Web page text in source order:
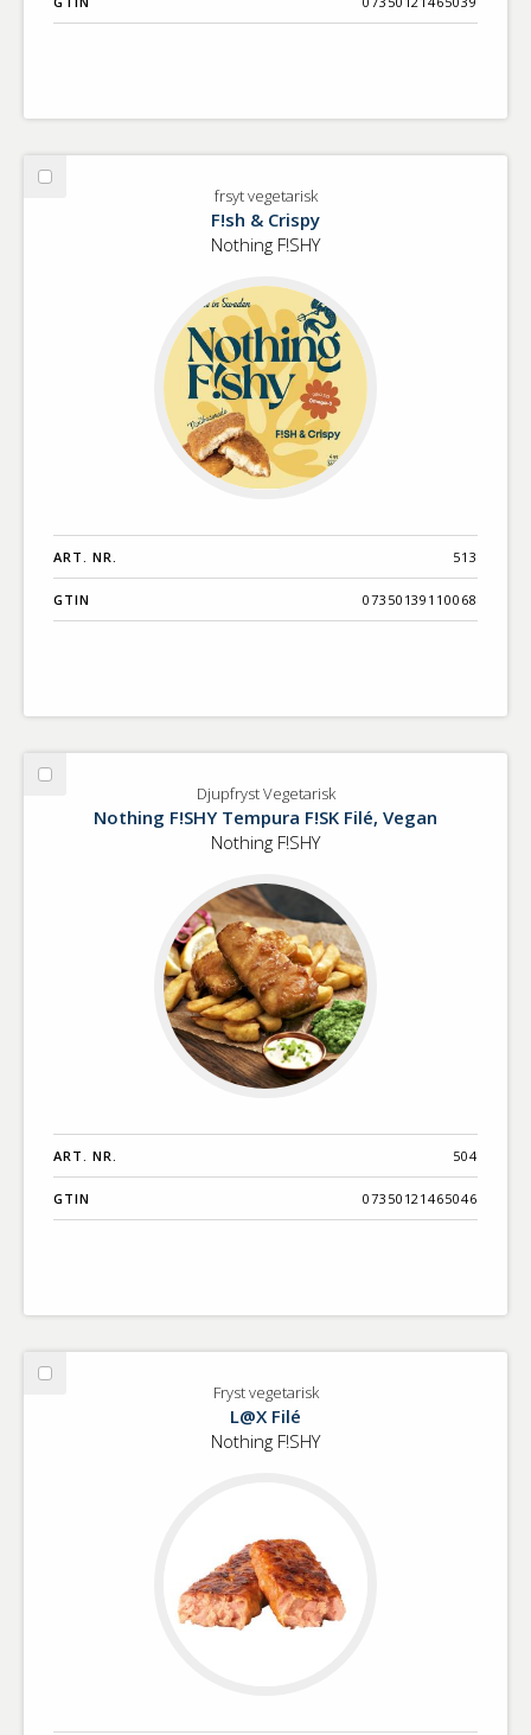
Välj
frsyt vegetarisk
F!sh & Crispy
Nothing F!SHY
ART. NR. 513
GTIN 07350139110068
Välj
Vegetarisk
Djupfryst Vegetarisk
Nothing F!SHY Tempura F!SK Filé, Vegan
Nothing F!SHY
ART. NR. 504
GTIN 07350121465046
Välj
Fryst vegetarisk
L@X Filé
Nothing F!SHY